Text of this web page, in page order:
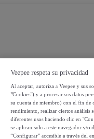
Veepee respeta su privacidad
Al aceptar, autoriza a Veepee y sus
"Cookies") y a procesar sus datos
su cuenta de miembro) con el fin de
rendimiento, realizar ciertos análisis
diferentes usos haciendo clic en
se aplican solo a este navegador y/o
“Configurar” accesible a través del